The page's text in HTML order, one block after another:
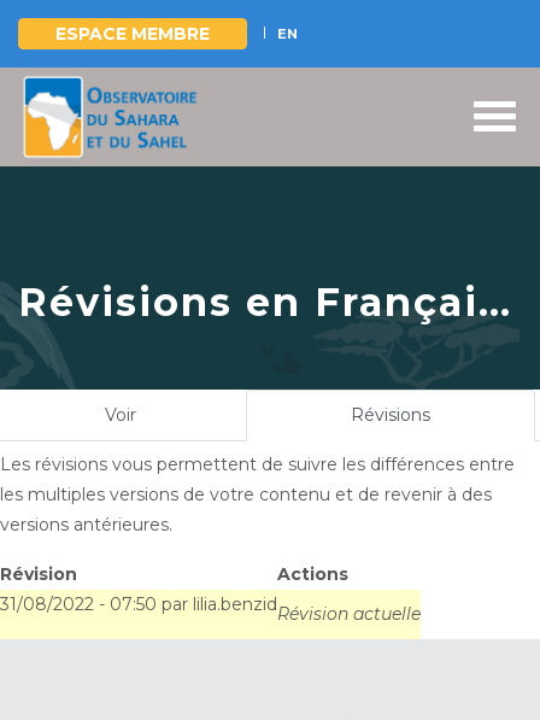
Aller
contenu
ESPACE MEMBRE EN
Révisions en Français
pour
accueille la session
2022 du Comité
Régional de Pilotage
des projets et
Programmes de
l’Autorité du Bassin
Voir Révisions(onglet
Les révisions vous permettent de suivre les différences entre
les multiples versions de votre contenu et de revenir à des
versions antérieures.
Révision
Actions
31/08/2022 - 07:50 par lilia.benzidRévision actuelle